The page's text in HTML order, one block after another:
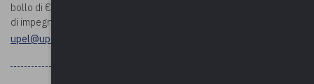
bollo di €. 2,00. Si prega di comunicare i riferimenti della determina
di impegno di spesa prima della data di inizio del corso a
upel@upel.va.it